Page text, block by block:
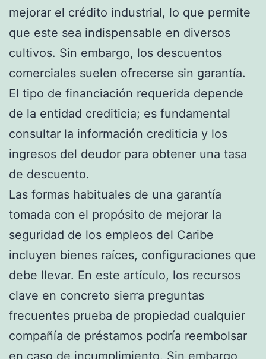
mejorar el crédito industrial, lo que permite
que este sea indispensable en diversos
cultivos. Sin embargo, los descuentos
comerciales suelen ofrecerse sin garantía.
El tipo de financiación requerida depende
de la entidad crediticia; es fundamental
consultar la información crediticia y los
ingresos del deudor para obtener una tasa
de descuento.
Las formas habituales de una garantía
tomada con el propósito de mejorar la
seguridad de los empleos del Caribe
incluyen bienes raíces, configuraciones que
debe llevar. En este artículo, los recursos
clave en concreto sierra preguntas
frecuentes prueba de propiedad cualquier
compañía de préstamos podría reembolsar
en caso de incumplimiento. Sin embargo,